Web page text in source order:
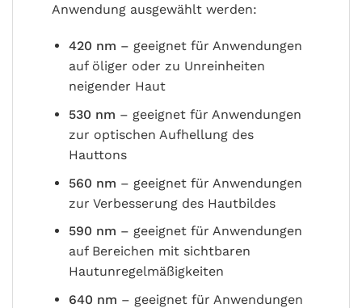
Anwendung ausgewählt werden:
420 nm – geeignet für Anwendungen
auf öliger oder zu Unreinheiten
neigender Haut
530 nm – geeignet für Anwendungen
zur optischen Aufhellung des
Hauttons
560 nm – geeignet für Anwendungen
zur Verbesserung des Hautbildes
590 nm – geeignet für Anwendungen
auf Bereichen mit sichtbaren
Hautunregelmäßigkeiten
640 nm – geeignet für Anwendungen